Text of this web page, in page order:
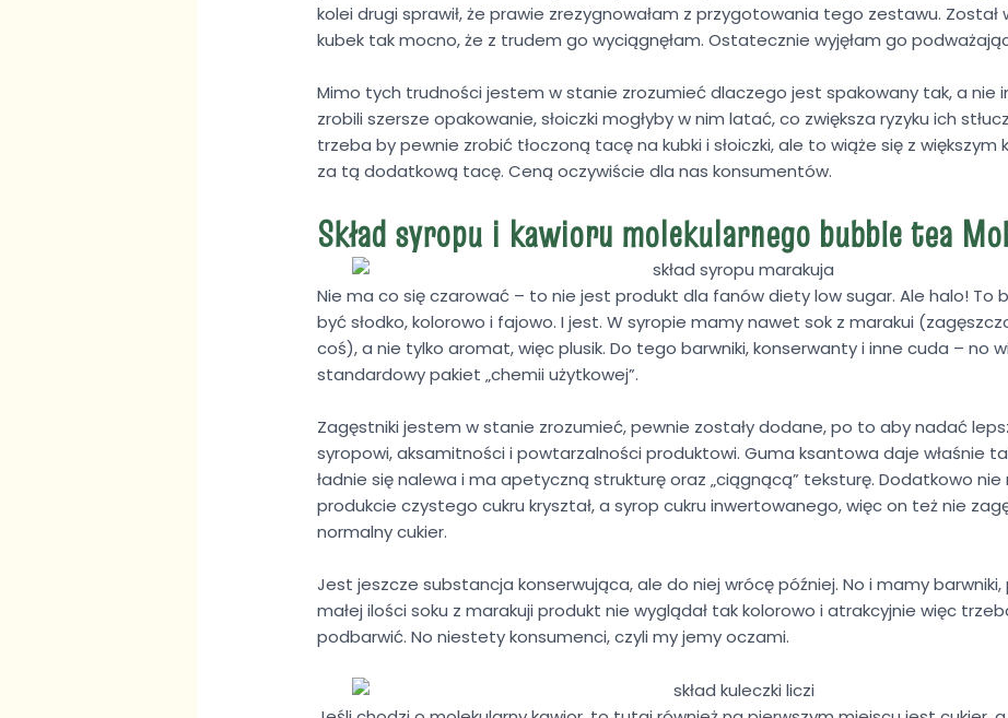
kolei drugi sprawił, że prawie zrezygnowałam z przygotowania tego zestawu. Został
kubek tak mocno, że z trudem go wyciągnęłam. Ostatecznie wyjęłam go podważając
Mimo tych trudności jestem w stanie zrozumieć dlaczego jest spakowany tak, a nie
zrobili szersze opakowanie, słoiczki mogłyby w nim latać, co zwiększa ryzyku ich
trzeba by pewnie zrobić tłoczoną tacę na kubki i słoiczki, ale to wiąże się z
za tą dodatkową tacę. Ceną oczywiście dla nas konsumentów.
Skład syropu i kawioru molekularnego bubble tea
Nie ma co się czarować – to nie jest produkt dla fanów diety low sugar. Ale halo! To
być słodko, kolorowo i fajowo. I jest. W syropie mamy nawet sok z marakui
coś), a nie tylko aromat, więc plusik. Do tego barwniki, konserwanty i inne cuda – no
standardowy pakiet „chemii użytkowej”.
Zagęstniki jestem w stanie zrozumieć, pewnie zostały dodane, po to aby nadać
syropowi, aksamitności i powtarzalności produktowi. Guma ksantowa daje właśnie
ładnie się nalewa i ma apetyczną strukturę oraz „ciągnącą” teksturę. Dodatkowo
produkcie czystego cukru kryształ, a syrop cukru inwertowanego, więc on też nie
normalny cukier.
Jest jeszcze substancja konserwująca, ale do niej wrócę później. No i mamy
małej ilości soku z marakuji produkt nie wyglądał tak kolorowo i atrakcyjnie więc
podbarwić. No niestety konsumenci, czyli my jemy oczami.